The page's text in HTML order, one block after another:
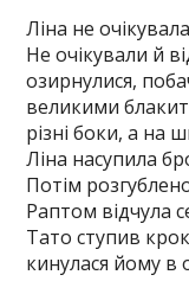
Ліна не
Не очікували й
озирнулися,
великими
різні боки, а на
Ліна насупила
Потім
Раптом відчула
Тато ступив
кинулася йому в